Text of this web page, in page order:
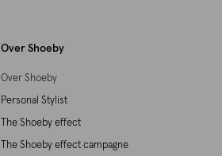
Over Shoeby
Over Shoeby
Personal Stylist
The Shoeby effect
The Shoeby effect campagne